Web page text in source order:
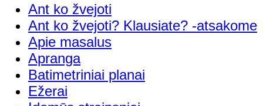
Ant ko žvejoti
Ant ko žvejoti? Klausiate? -atsakome
Apie masalus
Apranga
Batimetriniai planai
Ežerai